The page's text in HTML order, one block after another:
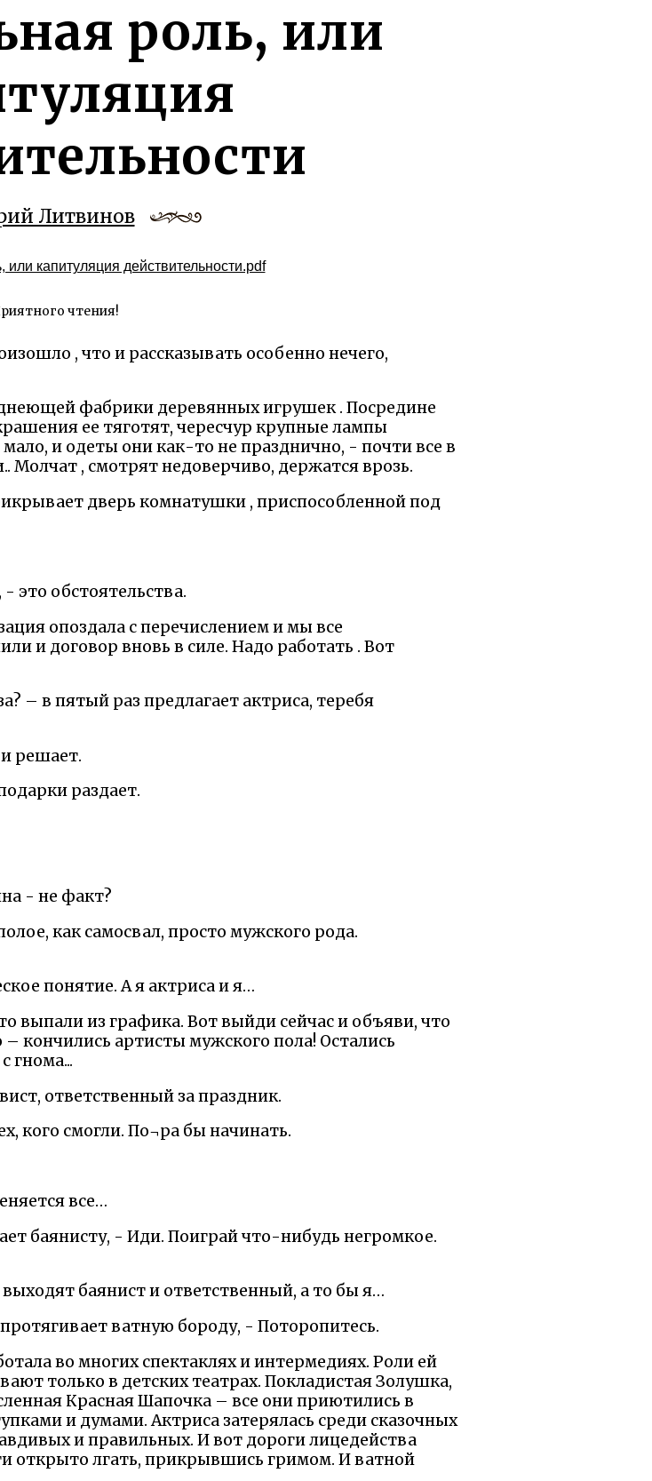
роль, или
Литвинов
или капитуляция действительности.pdf
чтения!
, что и рассказывать особенно нечего,
фабрики деревянных игрушек . Посредине
ее тяготят, чересчур крупные лампы
и одеты они как-то не празднично, - почти все в
Молчат , смотрят недоверчиво, держатся врозь.
дверь комнатушки , приспособленной под
это обстоятельства.
опоздала с перечислением и мы все
и договор вновь в силе. Надо работать . Вот
– в пятый раз предлагает актриса, теребя
решает.
раздает.
- не факт?
как самосвал, просто мужского рода.
понятие. А я актриса и я…
выпали из графика. Вот выйди сейчас и объяви, что
кончились артисты мужского пола! Остались
гнома...
ответственный за праздник.
кого смогли. По¬ра бы начинать.
все…
баянисту, - Иди. Поиграй что-нибудь негромкое.
баянист и ответственный, а то бы я…
ватную бороду, - Поторопитесь.
во многих спектаклях и интермедиях. Роли ей
только в детских театрах. Покладистая Золушка,
Красная Шапочка – все они приютились в
и думами. Актриса затерялась среди сказочных
и правильных. И вот дороги лицедейства
открыто лгать, прикрывшись гримом. И ватной